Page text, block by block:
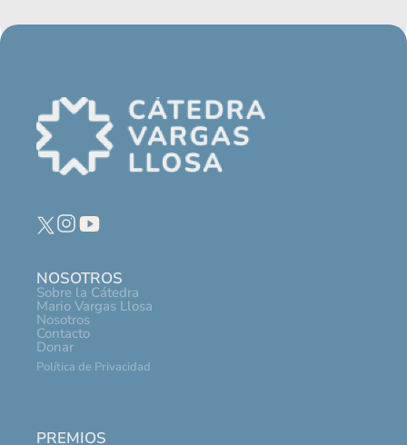
NOSOTROS
Sobre la Cátedra
Mario Vargas Llosa
Nosotros
Contacto
Donar
Política de Privacidad
PREMIOS